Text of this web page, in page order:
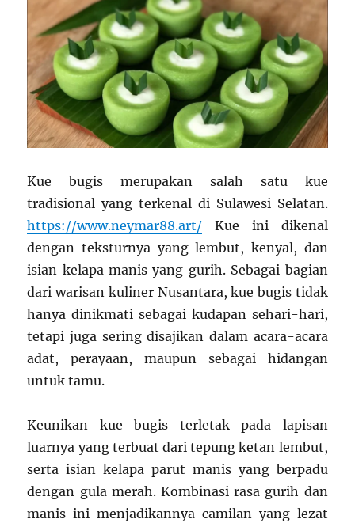
Kue bugis merupakan salah satu kue
tradisional yang terkenal di Sulawesi Selatan.
https://www.neymar88.art/ Kue ini dikenal
dengan teksturnya yang lembut, kenyal, dan
isian kelapa manis yang gurih. Sebagai bagian
dari warisan kuliner Nusantara, kue bugis tidak
hanya dinikmati sebagai kudapan sehari-hari,
tetapi juga sering disajikan dalam acara-acara
adat, perayaan, maupun sebagai hidangan
untuk tamu.
Keunikan kue bugis terletak pada lapisan
luarnya yang terbuat dari tepung ketan lembut,
serta isian kelapa parut manis yang berpadu
dengan gula merah. Kombinasi rasa gurih dan
manis ini menjadikannya camilan yang lezat